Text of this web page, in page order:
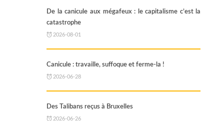
De la canicule aux mégafeux : le capitalisme c’est la
catastrophe
2026-08-01
Canicule : travaille, suffoque et ferme-la !
2026-06-28
Des Talibans reçus à Bruxelles
2026-06-26